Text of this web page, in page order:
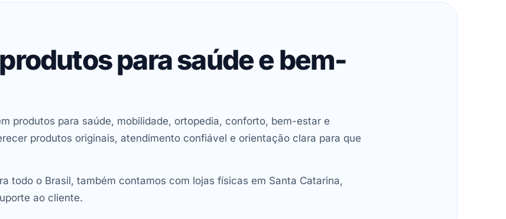
para saúde e bem-
produtos para saúde, mobilidade, ortopedia, conforto, bem-estar e
produtos originais, atendimento confiável e orientação clara para que
todo o Brasil, também contamos com lojas físicas em Santa Catarina,
ao cliente.